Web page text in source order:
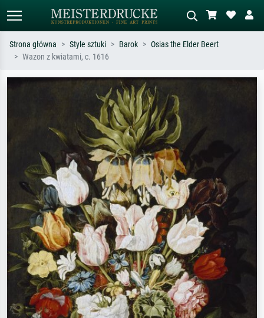
Szukaj wg artysty, tytułu lub stylu – np.
Monet, Gwiaździsta noc,
impresjonizm, fala Hokusaia, akt.
Opisz scenę – np. zielona łąka,
abstrakcja z czerwienią, ciemny olej,
stojący akt obok drzewa.
Strona główna Style sztuki Barok
Osias the Elder Beert
Wazon z kwiatami, c. 1616